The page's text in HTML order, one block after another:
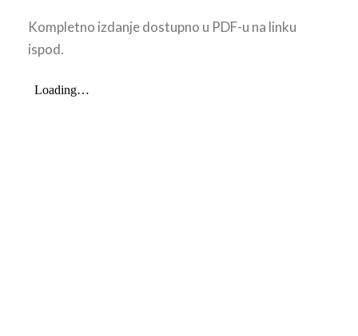
Kompletno izdanje dostupno u PDF-u na linku
ispod.